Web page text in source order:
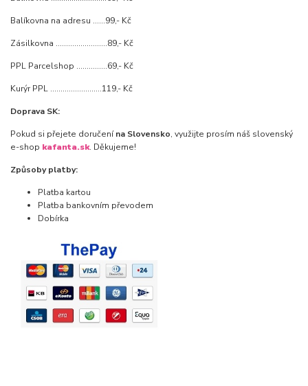
Balíkovna na adresu ......99,- Kč
Zásilkovna .........................89,- Kč
PPL Parcelshop ...............69,- Kč
Kurýr PPL .........................119,- Kč
Doprava SK:
Pokud si přejete doručenína Slovensko, využijte prosím náš slovenský
e-shop kafanta.sk. Děkujeme!
Způsoby platby:
Platba kartou
Platba bankovním převodem
Dobírka